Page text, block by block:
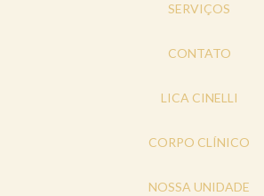
SERVIÇOS
CONTATO
LICA CINELLI
CORPO CLÍNICO
NOSSA UNIDADE